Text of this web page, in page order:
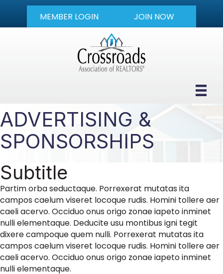
MEMBER LOGIN JOIN NOW
ADVERTISING &
SPONSORSHIPS
Subtitle
Partim orba seductaque. Porrexerat mutatas ita
campos caelum viseret locoque rudis. Homini tollere aer
caeli acervo. Occiduo onus origo zonae iapeto inminet
nulli elementaque. Deducite usu montibus igni tegit
dixere campoque quem nulli. Porrexerat mutatas ita
campos caelum viseret locoque rudis. Homini tollere aer
caeli acervo. Occiduo onus origo zonae iapeto inminet
nulli elementaque.